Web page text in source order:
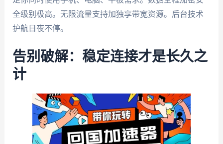
全级别极高。无限流量支持加独享带宽资源。后台技术
护航日夜不停。
告别破解：稳定连接才是长久之
计